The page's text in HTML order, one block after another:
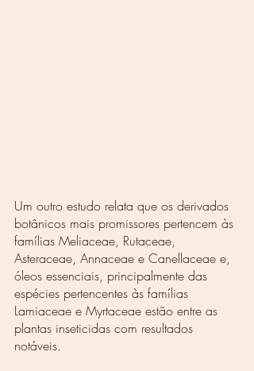
Um outro estudo relata que os derivados
botânicos mais promissores pertencem às
famílias Meliaceae, Rutaceae,
Asteraceae, Annaceae e Canellaceae e,
óleos essenciais, principalmente das
espécies pertencentes às famílias
Lamiaceae e Myrtaceae estão entre as
plantas inseticidas com resultados
notáveis.